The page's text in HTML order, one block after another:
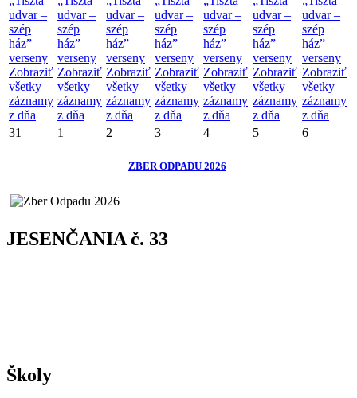
udvar –
szép
ház”
verseny
Zobraziť
všetky
záznamy
z dňa
udvar –
szép
ház”
verseny
Zobraziť
všetky
záznamy
z dňa
udvar –
szép
ház”
verseny
Zobraziť
všetky
záznamy
z dňa
udvar –
szép
ház”
verseny
Zobraziť
všetky
záznamy
z dňa
udvar –
szép
ház”
verseny
Zobraziť
všetky
záznamy
z dňa
udvar –
szép
ház”
verseny
Zobraziť
všetky
záznamy
z dňa
udvar –
szép
ház”
verseny
Zobraziť
všetky
záznamy
z dňa
31
1 2 3 4 5 6
ZBER ODPADU 2026
JESENČANIA č. 33
Školy